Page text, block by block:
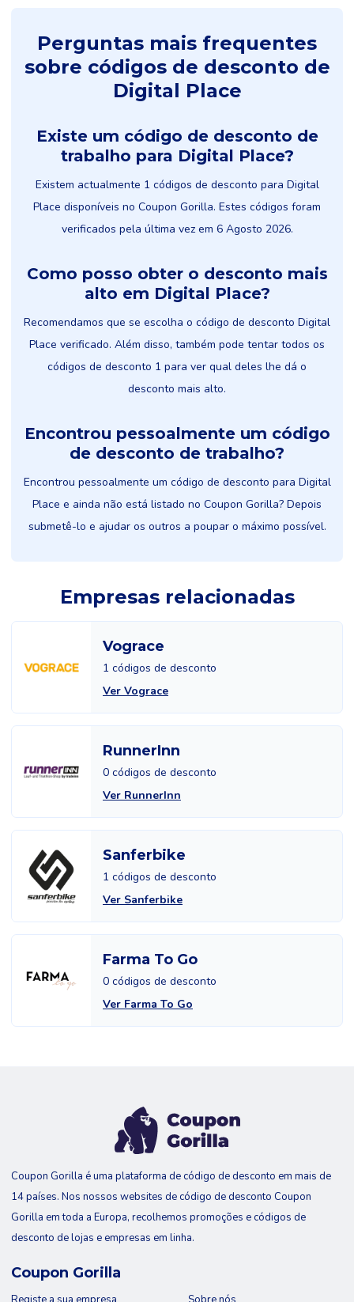
Perguntas mais frequentes
sobre códigos de desconto de
Digital Place
Existe um código de desconto de
trabalho para Digital Place?
Existem actualmente 1 códigos de desconto para Digital
Place disponíveis no Coupon Gorilla. Estes códigos foram
verificados pela última vez em 6 Agosto 2026.
Como posso obter o desconto mais
alto em Digital Place?
Recomendamos que se escolha o código de desconto Digital
Place verificado. Além disso, também pode tentar todos os
códigos de desconto 1 para ver qual deles lhe dá o
desconto mais alto.
Encontrou pessoalmente um código
de desconto de trabalho?
Encontrou pessoalmente um código de desconto para Digital
Place e ainda não está listado no Coupon Gorilla? Depois
submetê-lo e ajudar os outros a poupar o máximo possível.
Empresas relacionadas
Vograce
1 códigos de desconto
Ver Vograce
RunnerInn
0 códigos de desconto
Ver RunnerInn
Sanferbike
1 códigos de desconto
Ver Sanferbike
Farma To Go
0 códigos de desconto
Ver Farma To Go
Coupon Gorilla é uma plataforma de código de desconto em mais de
14 países. Nos nossos websites de código de desconto Coupon
Gorilla em toda a Europa, recolhemos promoções e códigos de
desconto de lojas e empresas em linha.
Coupon Gorilla